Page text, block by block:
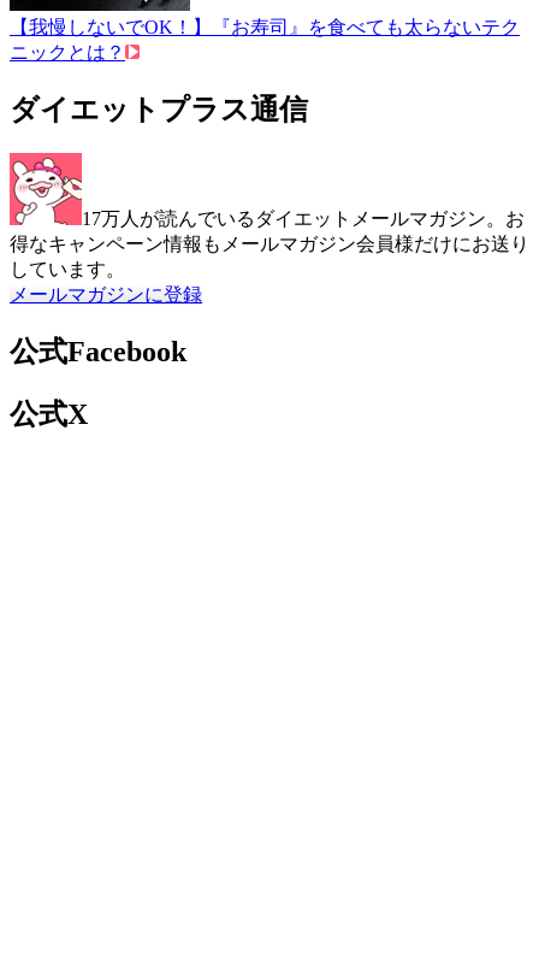
【我慢しないでOK！】『お寿司』を食べても太らないテク
ニックとは？
ダイエットプラス通信
17万人が読んでいるダイエットメールマガジン。お
得なキャンペーン情報もメールマガジン会員様だけにお送り
しています。
メールマガジンに登録
公式Facebook
公式X